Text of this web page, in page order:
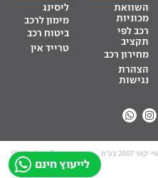
לייעוץ חינם
השוואת
מכוניות
רכב לפי
תקציב
מחירון רכב
הצהרת
נגישות
ליסינג
מימון לרכב
ביטוח רכב
טרייד אין
בע”מ site by tq.soft